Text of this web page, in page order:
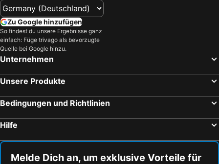
Zu Google hinzufügen
So findest du unsere Ergebnisse ganz
einfach: Füge trivago als bevorzugte
Quelle bei Google hinzu.
Unternehmen
Unsere Produkte
Bedingungen und Richtlinien
Hilfe
Melde Dich an, um exklusive Vorteile für